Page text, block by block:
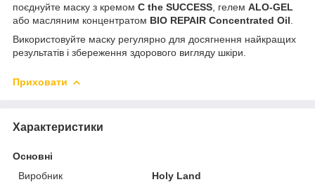
поєднуйте маску з кремом C the SUCCESS , гелем ALO-GEL
або масляним концентратом BIO REPAIR Concentrated Oil
Використовуйте маску регулярно для досягнення найкращих
результатів і збереження здорового вигляду шкіри.
Приховати
Характеристики
Основні
Виробник
Holy Land